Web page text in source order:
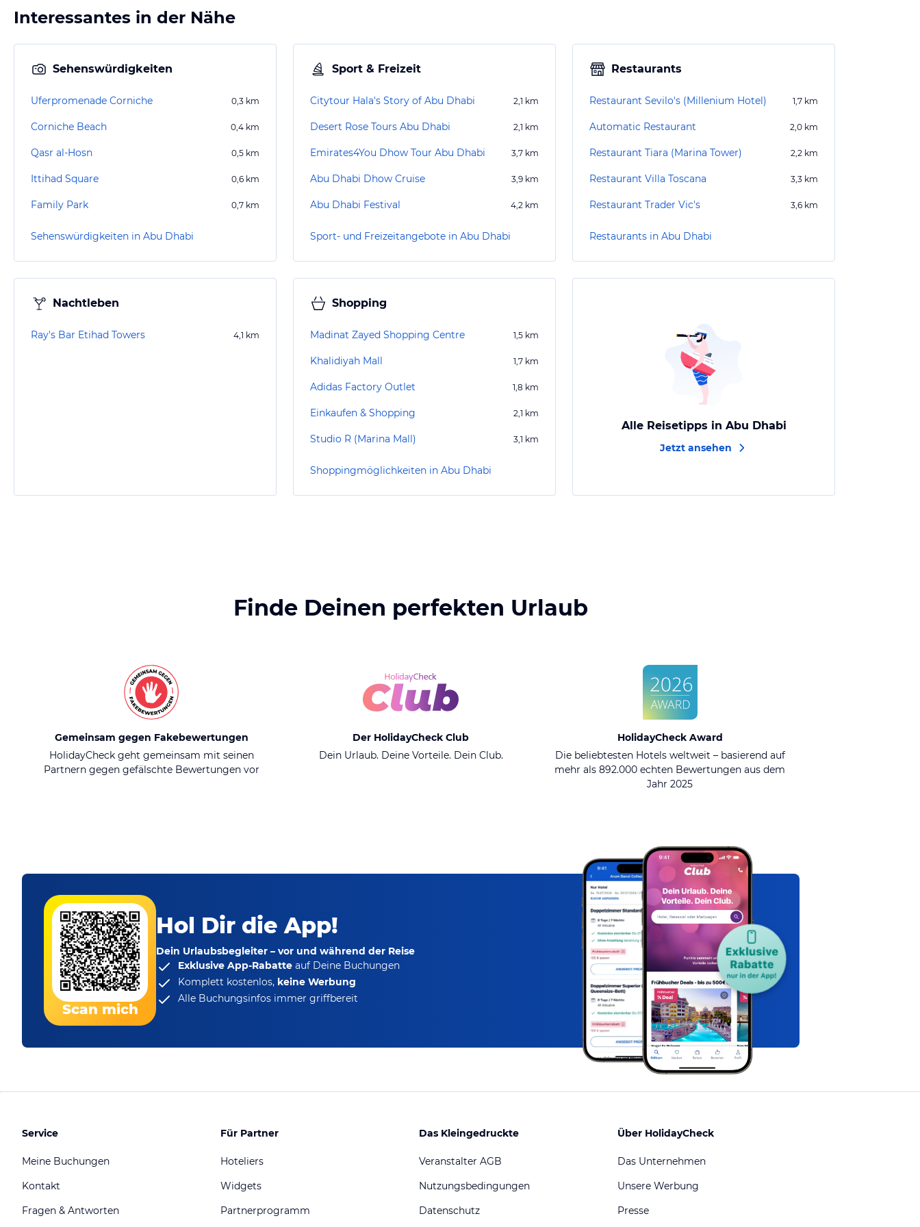
Interessantes in der Nähe
Sehenswürdigkeiten
Uferpromenade Corniche 0,3 km
Corniche Beach 0,4 km
Qasr al-Hosn 0,5 km
Ittihad Square 0,6 km
Family Park 0,7 km
Sehenswürdigkeiten in Abu Dhabi
Sport & Freizeit
Citytour Hala's Story of Abu Dhabi 2,1 km
Desert Rose Tours Abu Dhabi 2,1 km
Emirates4You Dhow Tour Abu Dhabi 3,7 km
Abu Dhabi Dhow Cruise 3,9 km
Abu Dhabi Festival 4,2 km
Sport- und Freizeitangebote in Abu Dhabi
Restaurants
Restaurant Sevilo's (Millenium Hotel) 1,7 km
Automatic Restaurant 2,0 km
Restaurant Tiara (Marina Tower) 2,2 km
Restaurant Villa Toscana 3,3 km
Restaurant Trader Vic's 3,6 km
Restaurants in Abu Dhabi
Nachtleben
Ray's Bar Etihad Towers 4,1 km
Shopping
Madinat Zayed Shopping Centre 1,5 km
Khalidiyah Mall 1,7 km
Adidas Factory Outlet 1,8 km
Einkaufen & Shopping 2,1 km
Studio R (Marina Mall) 3,1 km
Shoppingmöglichkeiten in Abu Dhabi
Alle Reisetipps in Abu Dhabi
Jetzt ansehen
Finde Deinen perfekten Urlaub
Gemeinsam gegen Fakebewertungen
HolidayCheck geht gemeinsam mit seinen
Partnern gegen gefälschte Bewertungen vor
Der HolidayCheck Club
Dein Urlaub. Deine Vorteile. Dein Club.
HolidayCheck Award
Die beliebtesten Hotels weltweit – basierend auf
mehr als 892.000 echten Bewertungen aus dem
Jahr 2025
Scan mich
Hol Dir die App!
Dein Urlaubsbegleiter – vor und während der Reise
Exklusive App-Rabatte auf Deine Buchungen
Komplett kostenlos, keine Werbung
Alle Buchungsinfos immer griffbereit
Service
Meine Buchungen
Kontakt
Fragen & Antworten
Für Partner
Hoteliers
Widgets
Partnerprogramm
Das Kleingedruckte
Veranstalter AGB
Nutzungsbedingungen
Datenschutz
Über HolidayCheck
Das Unternehmen
Unsere Werbung
Presse